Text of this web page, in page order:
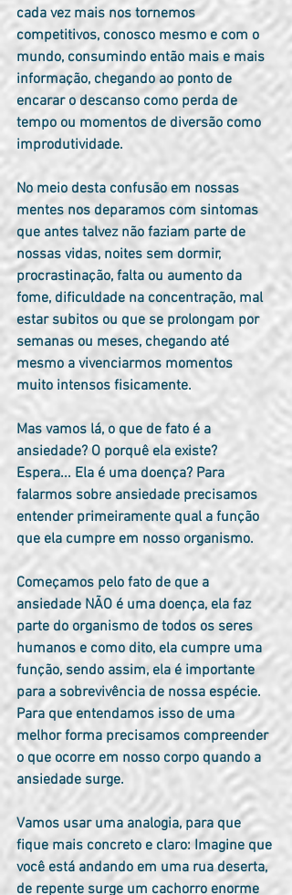
cada vez mais nos tornemos
competitivos, conosco mesmo e com o
mundo, consumindo então mais e mais
informação, chegando ao ponto de
encarar o descanso como perda de
tempo ou momentos de diversão como
improdutividade.
No meio desta confusão em nossas
mentes nos deparamos com sintomas
que antes talvez não faziam parte de
nossas vidas, noites sem dormir,
procrastinação, falta ou aumento da
fome, dificuldade na concentração, mal
estar subitos ou que se prolongam por
semanas ou meses, chegando até
mesmo a vivenciarmos momentos
muito intensos fisicamente.
Mas vamos lá, o que de fato é a
ansiedade? O porquê ela existe?
Espera... Ela é uma doença? Para
falarmos sobre ansiedade precisamos
entender primeiramente qual a função
que ela cumpre em nosso organismo.
Começamos pelo fato de que a
ansiedade NÃO é uma doença, ela faz
parte do organismo de todos os seres
humanos e como dito, ela cumpre uma
função, sendo assim, ela é importante
para a sobrevivência de nossa espécie.
Para que entendamos isso de uma
melhor forma precisamos compreender
o que ocorre em nosso corpo quando a
ansiedade surge.
Vamos usar uma analogia, para que
fique mais concreto e claro: Imagine que
você está andando em uma rua deserta,
de repente surge um cachorro enorme